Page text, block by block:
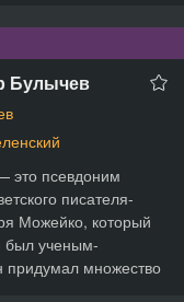
Булычев
это псевдоним
писателя-
Можейко, который
был ученым-
придумал множество